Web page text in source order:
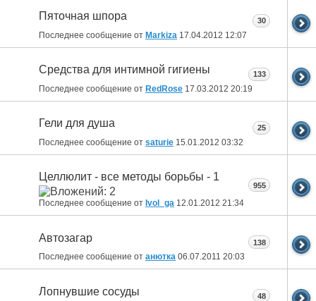
Пяточная шпора
Последнее сообщение от Markiza 17.04.2012 12:07
30
Средства для интимной гигиены
Последнее сообщение от RedRose 17.03.2012 20:19
133
Гели для душа
Последнее сообщение от saturie 15.01.2012 03:32
25
Целлюлит - все методы борьбы - 1
Последнее сообщение от Ivol_ga 12.01.2012 21:34
955
Автозагар
Последнее сообщение от анютка 06.07.2011 20:03
138
Лопнувшие сосуды 48